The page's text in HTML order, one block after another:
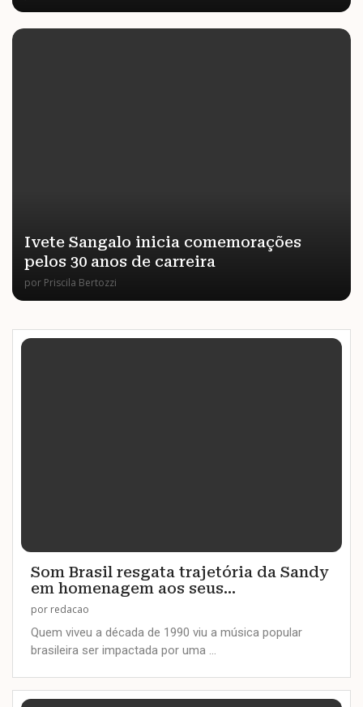
Ivete Sangalo inicia comemorações
pelos 30 anos de carreira
por Priscila Bertozzi
Som Brasil resgata trajetória da Sandy
em homenagem aos seus...
por redacao
Quem viveu a década de 1990 viu a música popular
brasileira ser impactada por uma …